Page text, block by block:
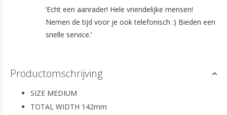
‘Echt een aanrader! Hele vriendelijke mensen!
Nemen de tijd voor je ook telefonisch :) Bieden een
snelle service.’
Productomschrijving
SIZE MEDIUM
TOTAL WIDTH 142mm